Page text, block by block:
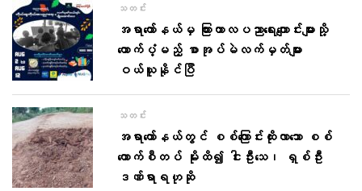
သတင်း
အရာတော်နယ်မှ ကြားကာလပညာရေးကျောင်းများသို့
ထောက်ပံ့မည့် စာအုပ်မဲလက်မှတ်များ
ဝယ်ယူနိုင်ပြီ
သတင်း
အရာတော်နယ်တွင် စစ်ကြောင်းထိုးလာသော စစ်
ကောက်စီတပ် မိုးထိ၍ ငါးဦးသေ၊ ရှစ်ဦး
ဒဏ်ရာရဟုဆို